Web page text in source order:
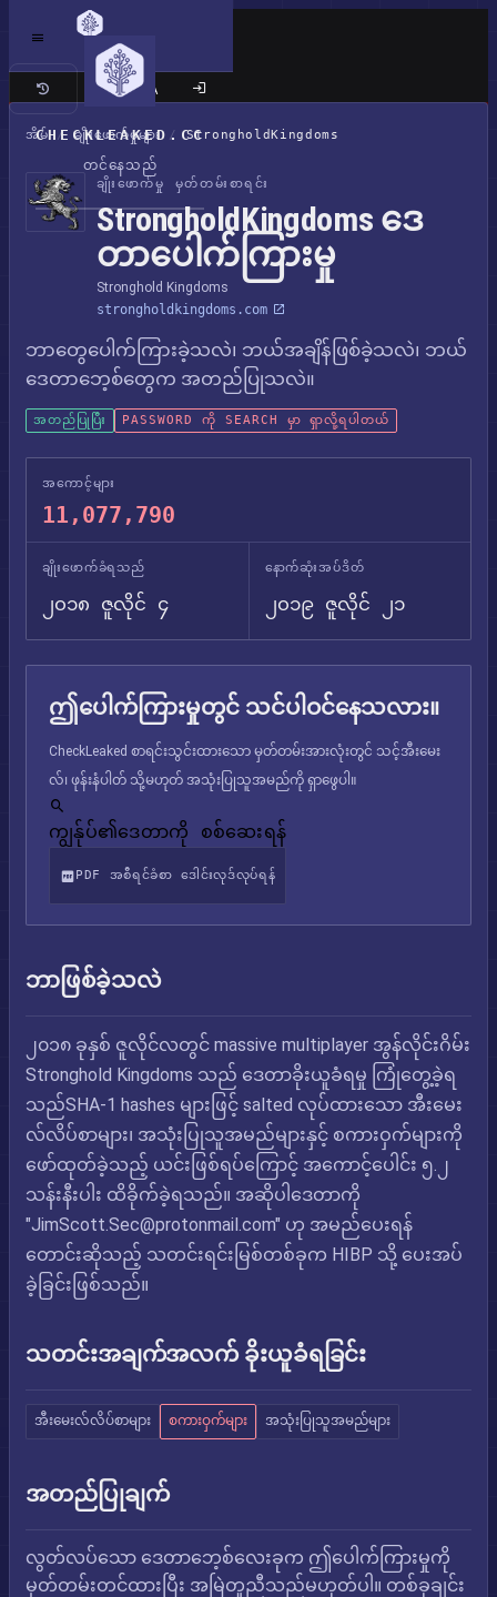
CHECKLEAKED.CC
တင်နေသည်
ကလက်စစ် ဆိုက်
အိမ် / ချိုးဖောက်မှုများ / StrongholdKingdoms
ချိုးဖောက်မှု မှတ်တမ်းစာရင်း
StrongholdKingdoms ဒေ
တာပေါက်ကြားမှု
Stronghold Kingdoms
strongholdkingdoms.com
ဘာတွေပေါက်ကြားခဲ့သလဲ၊ ဘယ်အချိန်ဖြစ်ခဲ့သလဲ၊ ဘယ်
ဒေတာဘေ့စ်တွေက အတည်ပြုသလဲ။
အတည်ပြုပြီး PASSWORD ကို SEARCH မှာ ရှာလို့ရပါတယ်
အကောင့်များ
11,077,790
ချိုးဖောက်ခံရသည်
၂၀၁၈ ဇူလိုင် ၄
နောက်ဆုံးအပ်ဒိတ်
၂၀၁၉ ဇူလိုင် ၂၁
ဤပေါက်ကြားမှုတွင် သင်ပါဝင်နေသလား။
CheckLeaked စာရင်းသွင်းထားသော မှတ်တမ်းအားလုံးတွင် သင့်အီးမေး
လ်၊ ဖုန်းနံပါတ် သို့မဟုတ် အသုံးပြုသူအမည်ကို ရှာဖွေပါ။
ကျွန်ုပ်၏ဒေတာကို စစ်ဆေးရန်
PDF အစီရင်ခံစာ ဒေါင်းလုဒ်လုပ်ရန်
ဘာဖြစ်ခဲ့သလဲ
၂၀၁၈ ခုနှစ် ဇူလိုင်လတွင် massive multiplayer အွန်လိုင်းဂိမ်း
Stronghold Kingdoms သည် ဒေတာခိုးယူခံရမှု ကြုံတွေ့ခဲ့ရ
သည်SHA-1 hashes များဖြင့် salted လုပ်ထားသော အီးမေး
လ်လိပ်စာများ၊ အသုံးပြုသူအမည်များနှင့် စကားဝှက်များကို
ဖော်ထုတ်ခဲ့သည့် ယင်းဖြစ်ရပ်ကြောင့် အကောင့်ပေါင်း ၅.၂
သန်းနီးပါး ထိခိုက်ခဲ့ရသည်။ အဆိုပါဒေတာကို
"JimScott.Sec@protonmail.com" ဟု အမည်ပေးရန်
တောင်းဆိုသည့် သတင်းရင်းမြစ်တစ်ခုက HIBP သို့ ပေးအပ်
ခဲ့ခြင်းဖြစ်သည်။
သတင်းအချက်အလက် ခိုးယူခံရခြင်း
အီးမေးလ်လိပ်စာများ စကားဝှက်များ အသုံးပြုသူအမည်များ
အတည်ပြုချက်
လွတ်လပ်သော ဒေတာဘေ့စ်လေးခုက ဤပေါက်ကြားမှုကို
မှတ်တမ်းတင်ထားပြီး အမြဲတူညီသည်မဟုတ်ပါ။ တစ်ခုချင်း